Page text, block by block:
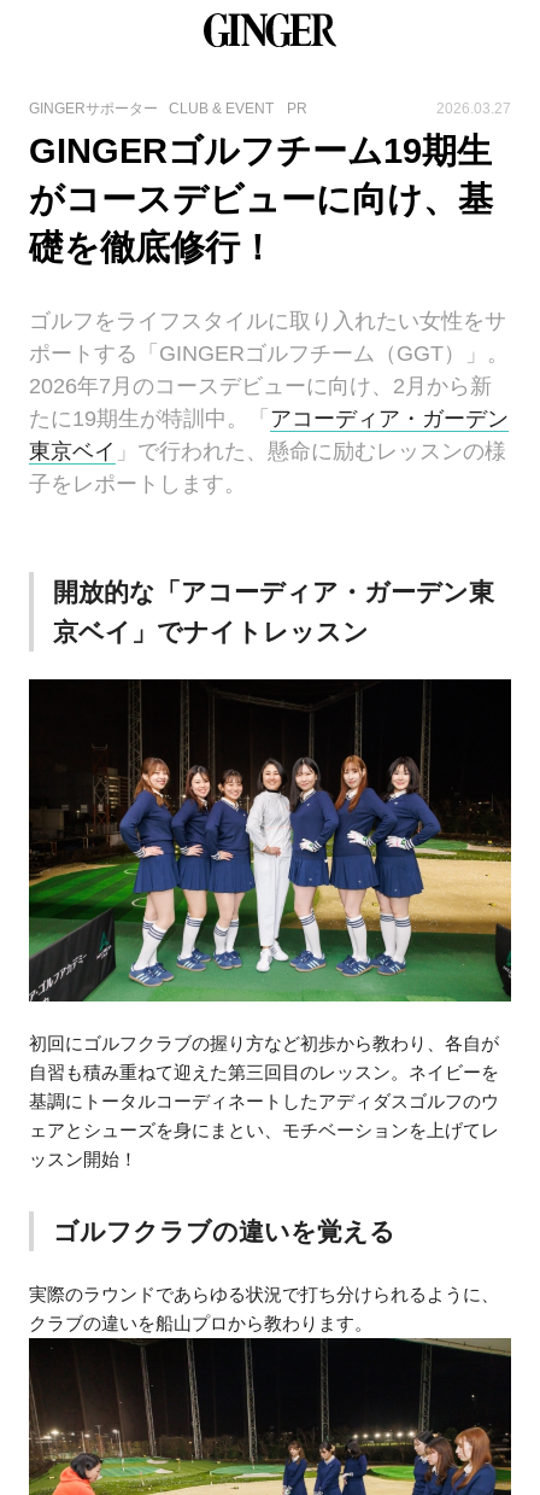
GINGERサポーター CLUB & EVENT PR 2026.03.27
GINGERゴルフチーム19期生
がコースデビューに向け、基
礎を徹底修行！
ゴルフをライフスタイルに取り入れたい女性をサ
ポートする「GINGERゴルフチーム（GGT）」。
2026年7月のコースデビューに向け、2月から新
たに19期生が特訓中。「 アコーディア・ガーデン
東京ベイ 」で行われた、懸命に励むレッスンの様
子をレポートします。
開放的な「アコーディア・ガーデン東
京ベイ」でナイトレッスン
初回にゴルフクラブの握り方など初歩から教わり、各自が
自習も積み重ねて迎えた第三回目のレッスン。ネイビーを
基調にトータルコーディネートしたアディダスゴルフのウ
ェアとシューズを身にまとい、モチベーションを上げてレ
ッスン開始！
ゴルフクラブの違いを覚える
実際のラウンドであらゆる状況で打ち分けられるように、
クラブの違いを船山プロから教わります。